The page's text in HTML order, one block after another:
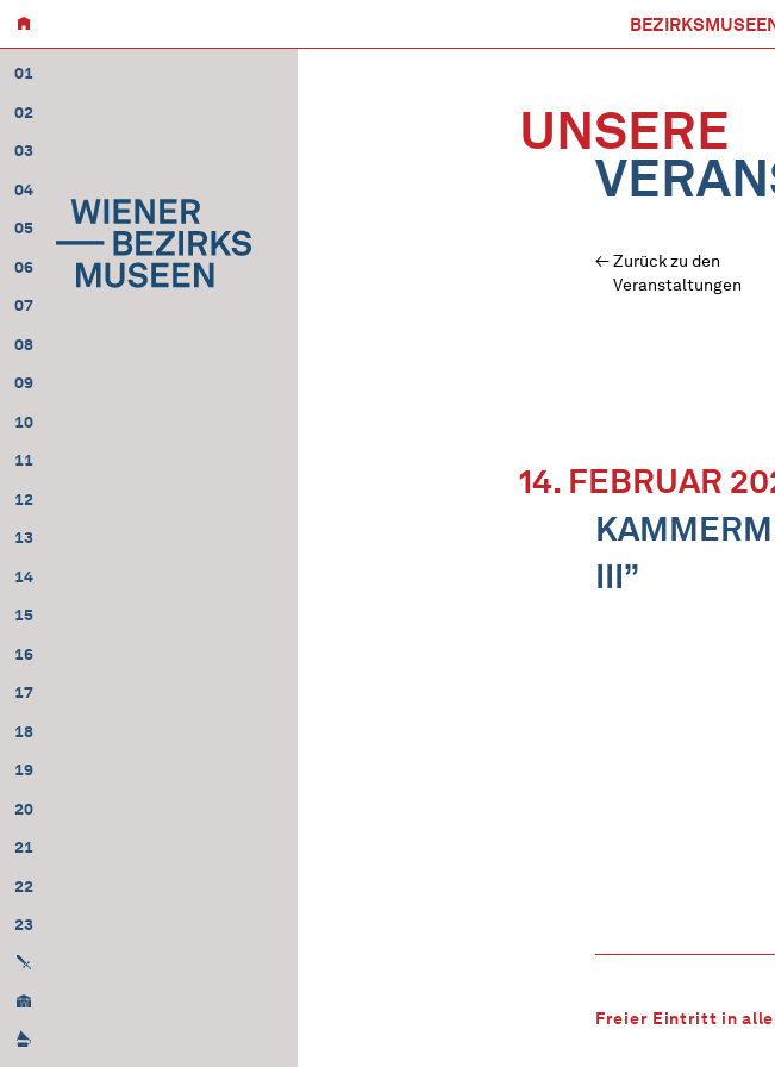
01
02
03
04
05
06
07
08
09
10
11
12
13
14
15
16
17
18
19
20
21
22
23
UNSERE
Zurück zu den
Veranstaltungen
14. FEBRUAR
III”
Freier Eintritt in